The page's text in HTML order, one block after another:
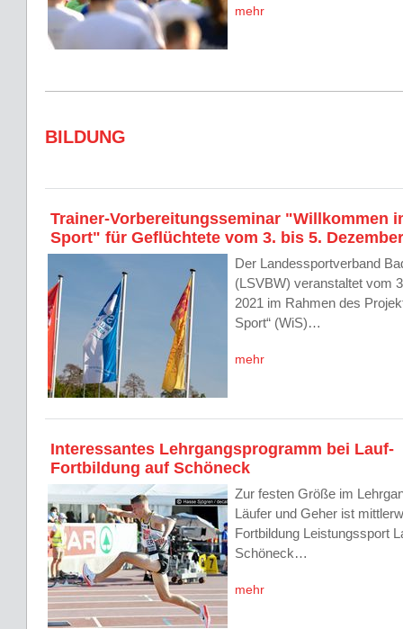
mehr
BILDUNG
Trainer-Vorbereitungsseminar "Willkommen
Sport" für Geflüchtete vom 3. bis 5.
Der Landessportverband
(LSVBW) veranstaltet vom
2021 im Rahmen des
Sport“ (WiS)…
mehr
Interessantes Lehrgangsprogramm bei Lauf-
Fortbildung auf Schöneck
Zur festen Größe im
Läufer und Geher ist
Fortbildung Leistungssport
Schöneck…
mehr